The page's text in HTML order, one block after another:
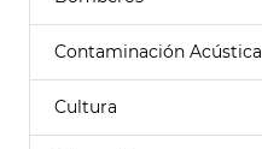
Contaminación Acústica
Cultura